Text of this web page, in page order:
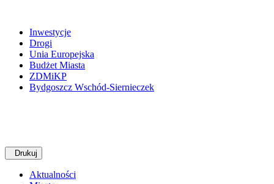
Inwestycje
Drogi
Unia Europejska
Budżet Miasta
ZDMiKP
Bydgoszcz Wschód-Siernieczek
Drukuj
Aktualności